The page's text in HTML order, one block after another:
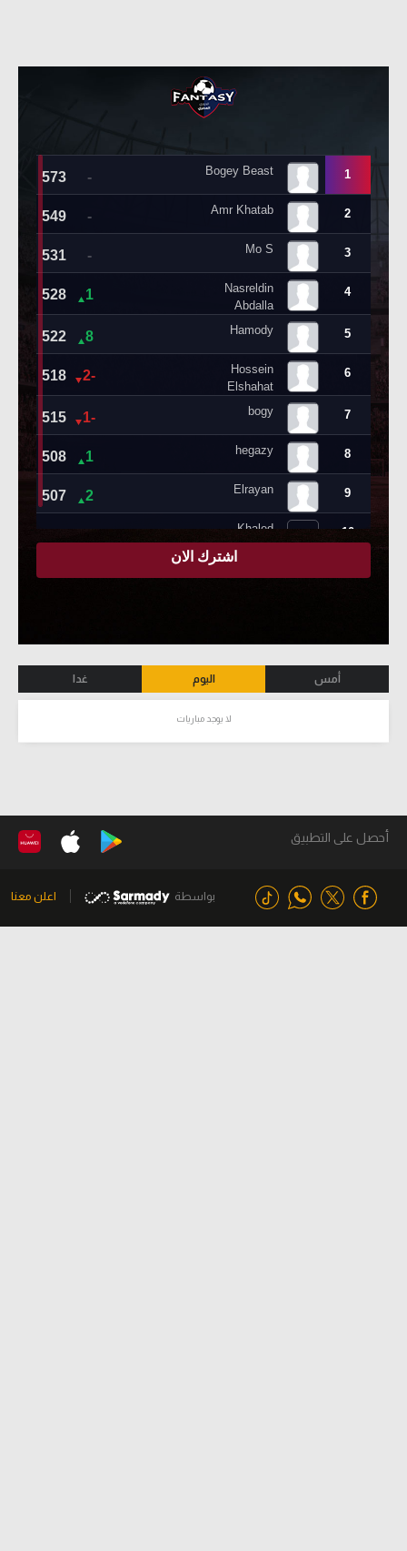
أمس اليوم غدا
لا يوجد مباريات
أحصل على التطبيق
بواسطة اعلن معنا